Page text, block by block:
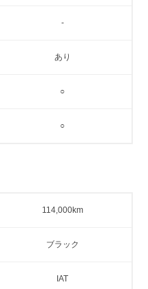
-
あり
○
○
114,000km
ブラック
IAT